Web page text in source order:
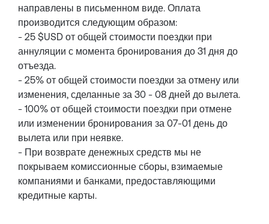
направлены в письменном виде. Оплата
производится следующим образом:
- 25 $USD от общей стоимости поездки при
аннуляции с момента бронирования до 31 дня до
отъезда.
- 25% от общей стоимости поездки за отмену или
изменения, сделанные за 30 - 08 дней до вылета.
- 100% от общей стоимости поездки при отмене
или изменении бронирования за 07-01 день до
вылета или при неявке.
- При возврате денежных средств мы не
покрываем комиссионные сборы, взимаемые
компаниями и банками, предоставляющими
кредитные карты.